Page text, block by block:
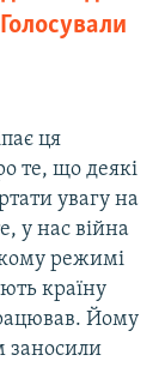
ця
те, що деякі
увагу на
у нас війна
режимі
країну
Йому
заносили